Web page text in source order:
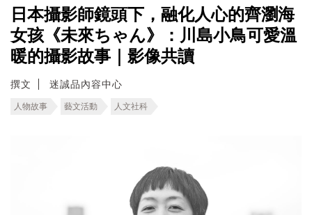
日本攝影師鏡頭下，融化人心的齊瀏海
女孩《未來ちゃん》：川島小鳥可愛溫
暖的攝影故事｜影像共讀
撰文 迷誠品內容中心
人物故事 藝文活動 人文社科